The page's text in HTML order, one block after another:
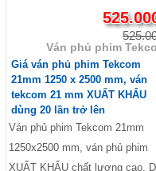
Giá ống thép đúc Trung
Ống thép đúc tại
Thép tròn đặc - Thép
Thép Hòa Phát
Thép Hoa Sen
Thép An Khánh
Thép Dana Ý
Thép VSC - POSCO
Thép POMINA
Thép TISCO
Ván phủ phim
Giá ván phủ phim Tekcom
21mm 1250 x 2500 mm, ván
tekcom 21 mm XUẤT KHẨU
dùng 20 lần trở lên
Ván phủ phim Tekcom 21mm
1250x2500 mm, ván phủ phim
XUẤT KHẨU chất lượng cao.